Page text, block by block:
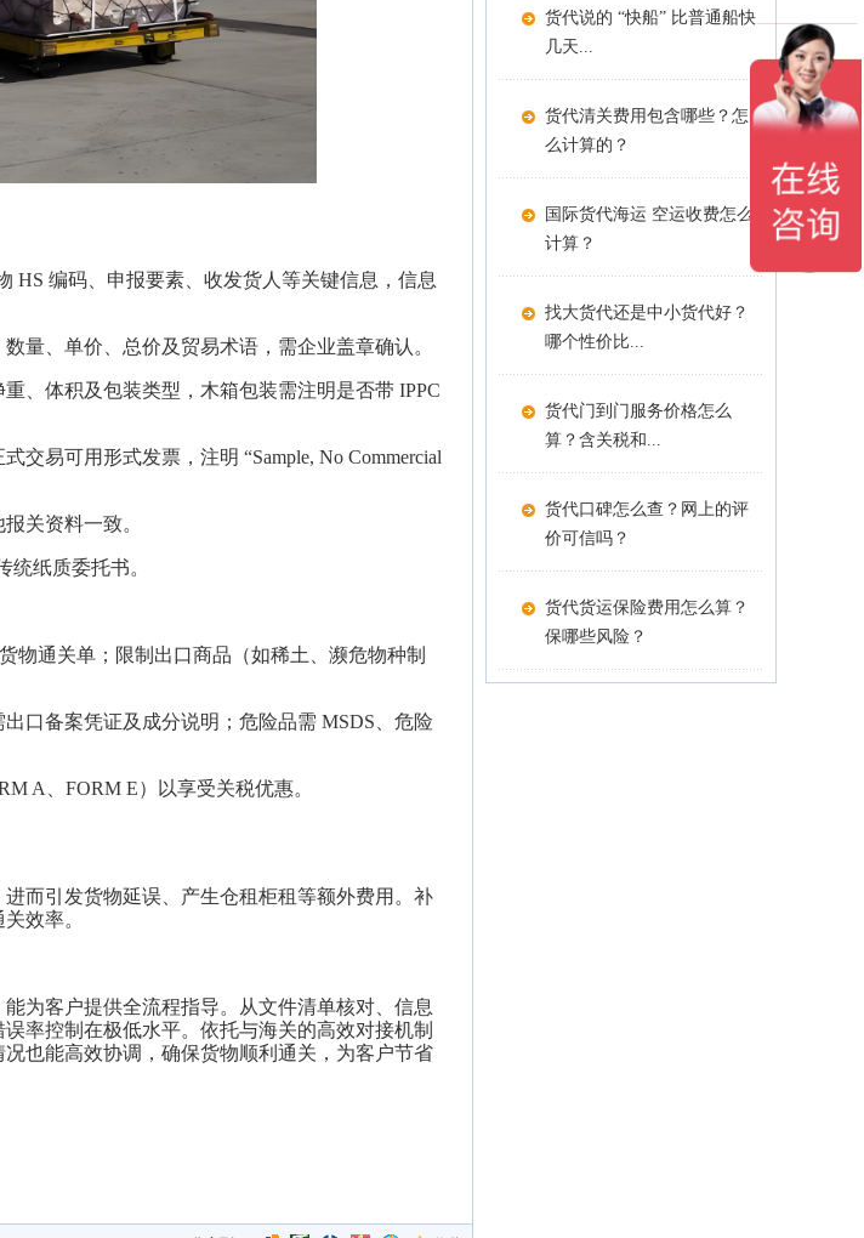
HS 编码、申报要素、收发货人等关键信息，信息
量、单价、总价及贸易术语，需企业盖章确认。
、体积及包装类型，木箱包装需注明是否带 IPPC
易可用形式发票，注明 “Sample, No Commercial
关资料一致。
纸质委托书。
物通关单；限制出口商品（如稀土、濒危物种制
口备案凭证及成分说明；危险品需 MSDS、危险
A、FORM E）以享受关税优惠。
而引发货物延误、产生仓租柜租等额外费用。补
效率。
为客户提供全流程指导。从文件清单核对、信息
率控制在极低水平。依托与海关的高效对接机制
也能高效协调，确保货物顺利通关，为客户节省
货代说的 “快船” 比普通船快
几天...
货代清关费用包含哪些？怎
么计算的？
国际货代海运 空运收费怎么
计算？
找大货代还是中小货代好？
哪个性价比...
货代门到门服务价格怎么
算？含关税和...
货代口碑怎么查？网上的评
价可信吗？
货代货运保险费用怎么算？
保哪些风险？